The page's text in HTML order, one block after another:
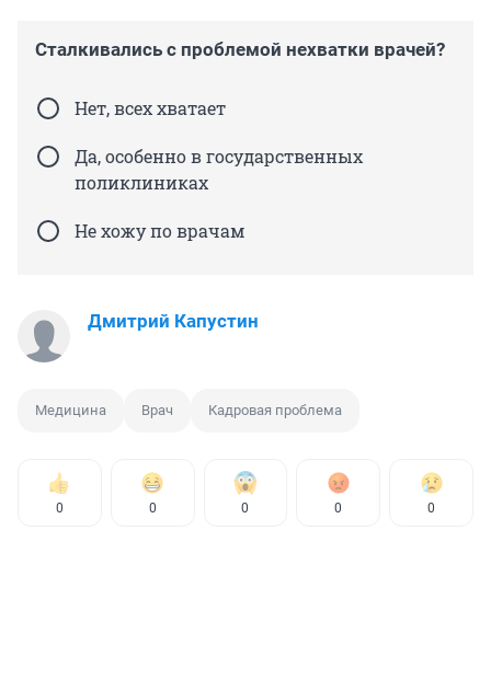
Сталкивались с проблемой нехватки врачей?
Нет, всех хватает
Да, особенно в государственных
поликлиниках
Не хожу по врачам
Дмитрий Капустин
Медицина Врач Кадровая проблема
0 0 0 0 0